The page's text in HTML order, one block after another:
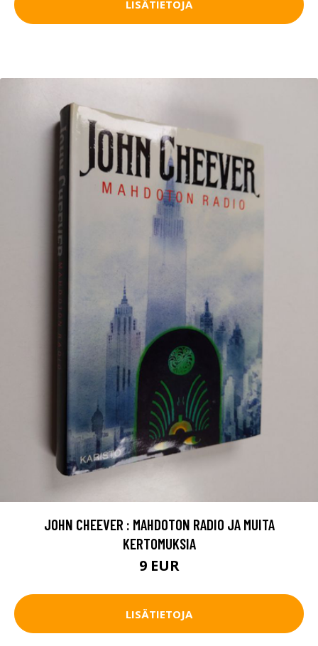
LISÄTIETOJA
JOHN CHEEVER : MAHDOTON RADIO JA MUITA
KERTOMUKSIA
9 EUR
LISÄTIETOJA